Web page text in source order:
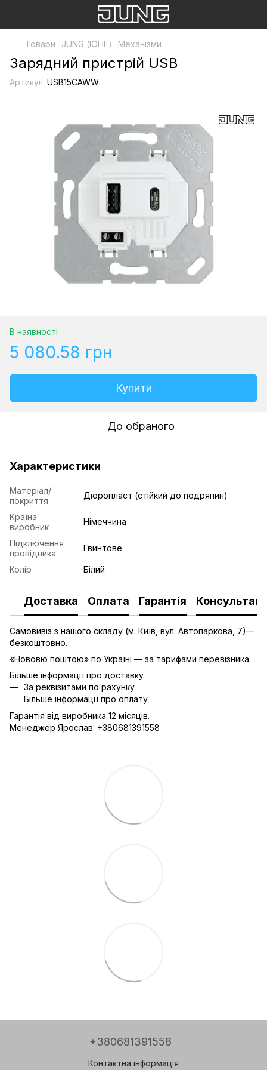
Товари JUNG (ЮНГ) Механізми
Зарядний пристрій USB
Артикул: USB15CAWW
В наявності
5 080.58 грн
Купити
До обраного
Характеристики
Матеріал/
покриття
Дюропласт (стійкий до подряпин)
Країна
виробник
Німеччина
Підключення
провідника
Гвинтове
Колір Білий
Доставка Оплата Гарантія
Самовивіз з нашого складу (м. Київ, вул. Автопаркова, 7)—
безкоштовно.
«Нововю поштою» по Україні — за тарифами перевізника.
Більше інформації про доставку
За реквізитами по рахунку
Більше інформації про оплату
Гарантія від виробника 12 місяців.
Менеджер Ярослав: +380681391558
+380681391558
Контактна інформація